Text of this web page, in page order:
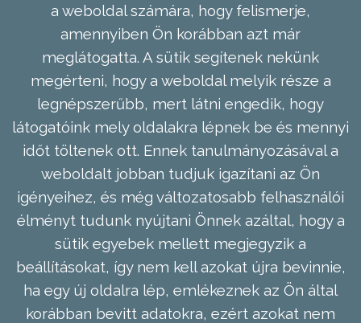
a weboldal számára, hogy felismerje,
amennyiben Ön korábban azt már
meglátogatta. A sütik segítenek nekünk
megérteni, hogy a weboldal melyik része a
legnépszerűbb, mert látni engedik, hogy
látogatóink mely oldalakra lépnek be és mennyi
időt töltenek ott. Ennek tanulmányozásával a
weboldalt jobban tudjuk igazítani az Ön
igényeihez, és még változatosabb felhasználói
élményt tudunk nyújtani Önnek azáltal, hogy a
sütik egyebek mellett megjegyzik a
beállításokat, így nem kell azokat újra bevinnie,
ha egy új oldalra lép, emlékeznek az Ön által
korábban bevitt adatokra, ezért azokat nem